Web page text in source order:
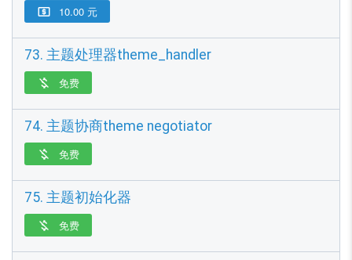
 10.00 元
73. 主题处理器theme_handler
 免费
74. 主题协商theme negotiator
 免费
75. 主题初始化器
 免费